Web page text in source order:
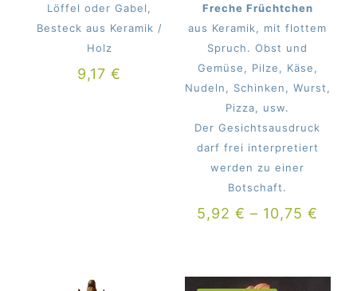
Löffel oder Gabel,
Besteck aus Keramik /
Holz
9,17€
Freche Früchtchen
aus Keramik, mit flottem
Spruch. Obst und
Gemüse, Pilze, Käse,
Nudeln, Schinken, Wurst,
Pizza, usw.
Der Gesichtsausdruck
darf frei interpretiert
werden zu einer
Botschaft.
5,92€ – 10,75€